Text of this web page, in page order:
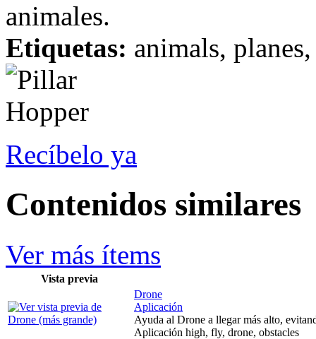
animales.
Etiquetas: animals,
Recíbelo ya
Contenidos similares
Ver más ítems
Vista previa
Drone
Aplicación
Ayuda al Drone a llegar más alto,
Aplicación high, fly, drone, obstacles